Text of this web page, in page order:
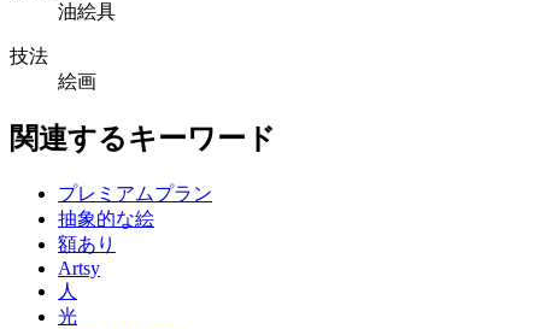
油絵具
技法
絵画
関連するキーワード
プレミアムプラン
抽象的な絵
額あり
Artsy
人
光